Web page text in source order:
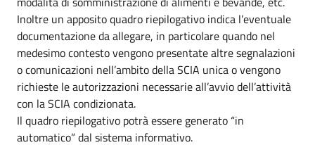
Inoltre un apposito quadro riepilogativo indica l’eventuale
documentazione da allegare, in particolare quando nel
medesimo contesto vengono presentate altre segnalazioni
o comunicazioni nell’ambito della SCIA unica o vengono
richieste le autorizzazioni necessarie all’avvio dell’attività
con la SCIA condizionata.
Il quadro riepilogativo potrà essere generato “in
automatico” dal sistema informativo.